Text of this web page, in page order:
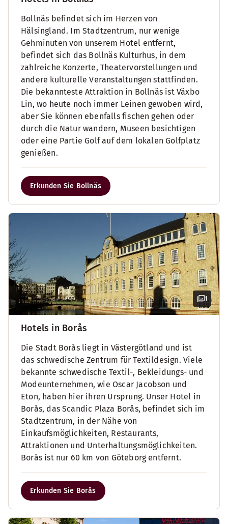
Bollnäs befindet sich im Herzen von
Hälsingland. Im Stadtzentrum, nur wenige
Gehminuten von unserem Hotel entfernt,
befindet sich das Bollnäs Kulturhus, in dem
zahlreiche Konzerte, Theatervorstellungen und
andere kulturelle Veranstaltungen stattfinden.
Die bekannteste Attraktion in Bollnäs ist Växbo
Lin, wo heute noch immer Leinen gewoben wird,
aber Sie können ebenfalls fischen gehen oder
durch die Natur wandern, Museen besichtigen
oder eine Partie Golf auf dem lokalen Golfplatz
genießen.
Erkunden Sie Bollnäs
1
Hotels in Borås
Die Stadt Borås liegt in Västergötland und ist
das schwedische Zentrum für Textildesign. Viele
bekannte schwedische Textil-, Bekleidungs- und
Modeunternehmen, wie Oscar Jacobson und
Eton, haben hier ihren Ursprung. Unser Hotel in
Borås, das Scandic Plaza Borås, befindet sich im
Stadtzentrum, in der Nähe von
Einkaufsmöglichkeiten, Restaurants,
Attraktionen und Unterhaltungsmöglichkeiten.
Borås ist nur 60 km von Göteborg entfernt.
Erkunden Sie Borås